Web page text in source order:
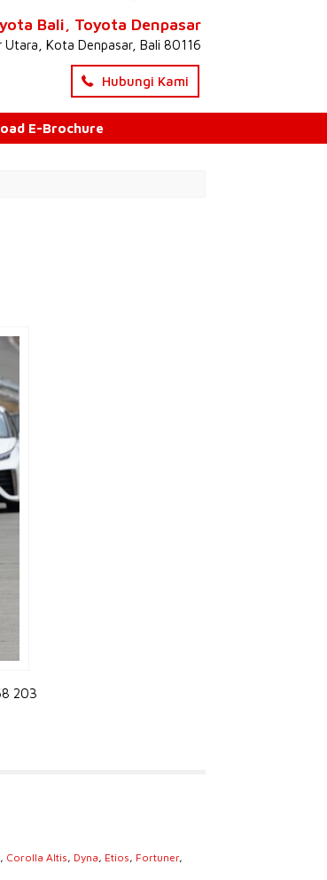
Bali, Toyota Denpasar
Kota Denpasar, Bali 80116
Hubungi Kami
E-Brochure
203
, Corolla Altis, Dyna, Etios, Fortuner,